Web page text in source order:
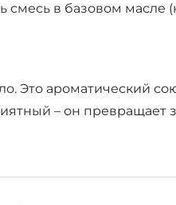
смесь в базовом масле
Это ароматический
– он